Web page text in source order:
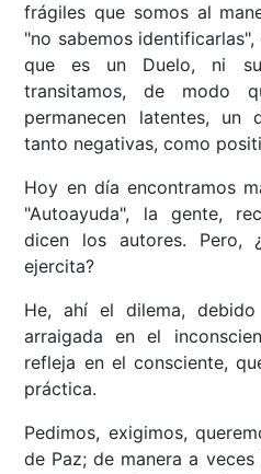
frágiles que somos al
"no sabemos
que es un Duelo, ni
transitamos, de modo
permanecen latentes, un
tanto negativas, como
Hoy en día encontramos
"Autoayuda", la gente,
dicen los autores. Pero,
ejercita?
He, ahí el dilema,
arraigada en el
refleja en el consciente,
práctica.
Pedimos, exigimos,
de Paz; de manera a